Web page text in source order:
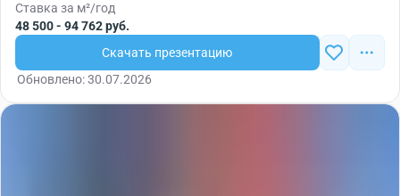
Ставка за м²/год
48 500 - 94 762 руб.
Скачать презентацию
Обновлено: 30.07.2026